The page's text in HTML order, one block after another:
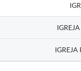
IGREJA